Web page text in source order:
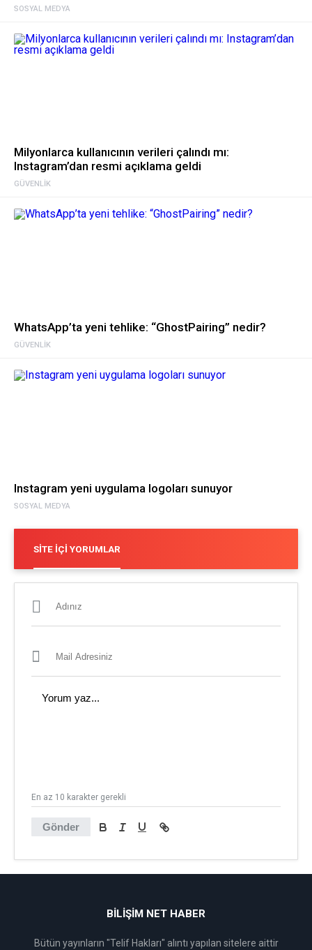
SOSYAL MEDYA
GÜVENLIK
Milyonlarca kullanıcının verileri çalındı mı:
Instagram’dan resmi açıklama geldi
GÜVENLIK
WhatsApp’ta yeni tehlike: “GhostPairing” nedir?
SOSYAL MEDYA
Instagram yeni uygulama logoları sunuyor
SITE İÇI YORUMLAR
Gönder
En az 10 karakter gerekli
BİLİŞİM NET HABER
Bütün yayınların "Telif Hakları" alıntı yapılan sitelere aittir